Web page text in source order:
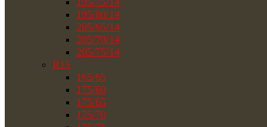
195/80/14
205/65/14
205/70/14
205/75/14
R15
165/65
175/60
175/65
175/70